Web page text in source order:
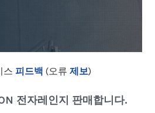
스 피드백 (오류 제보)
전자레인지 판매합니다.